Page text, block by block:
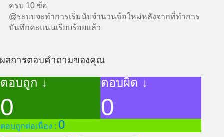
ครบ 10 ข้อ
@ระบบจะทำการเริ่มนับจำนวนข้อใหม่หลังจากที่ทำการ
บันทึกคะแนนเรียบร้อยแล้ว
ผลการตอบคำถามของคุณ
ตอบถูก ↓ ตอบผิด ↓
0 0
ตอบถูกต่อเนื่อง : 0